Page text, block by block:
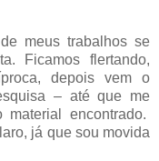
meus trabalhos se
Ficamos flertando,
depois vem o
– até que me
material encontrado.
já que sou movida